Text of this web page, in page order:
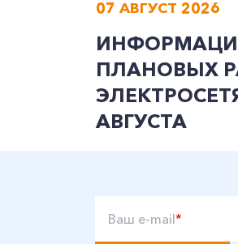
07 АВГУСТ 2026
ПЛАНОВЫХ
АВГУСТА
Ваш e-mail*